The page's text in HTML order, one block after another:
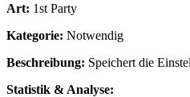
Art: 1st Party
Kategorie: Notwendig
Beschreibung: Speichert die
Statistik & Analyse: